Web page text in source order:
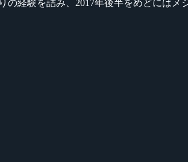
経験を詰み、2017年後半をめどには